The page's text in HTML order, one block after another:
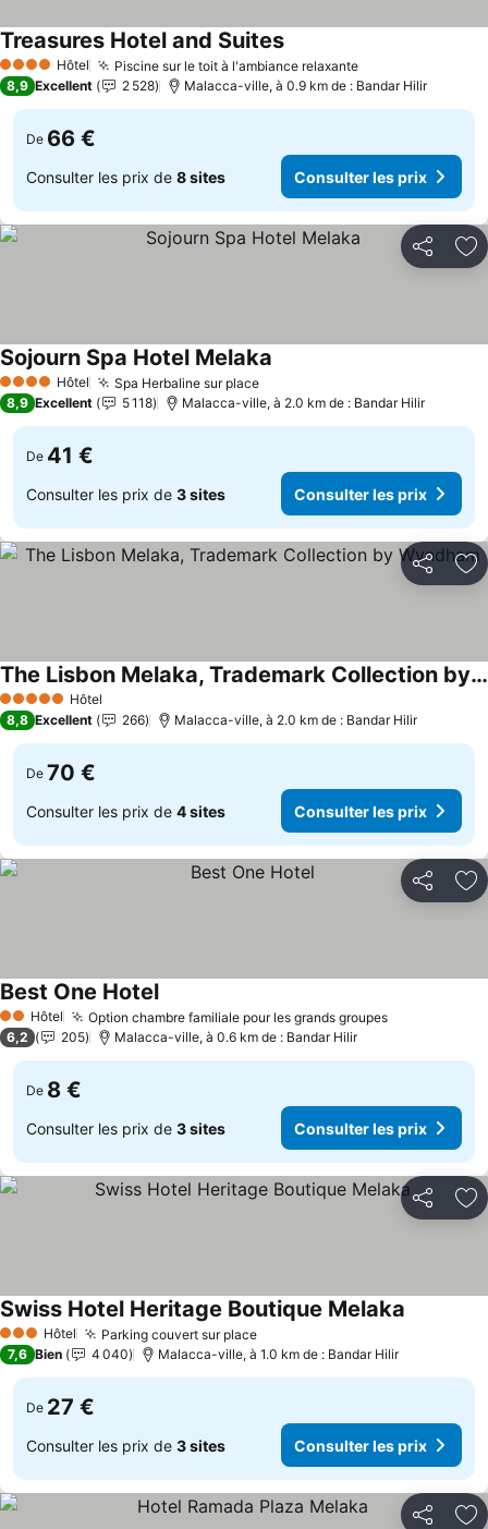
4 Étoiles Hôtel Piscine sur le toit à l'ambiance relaxanteConsulter les
Treasures Hotel and SuitesConsulter les prix
8,9 Excellent 2 528 Malacca-ville, à 0.9 km de : Bandar Hilir
De 66 €
Consulter les prix de 8 sites Consulter les prix
Partager
4 Étoiles Hôtel Spa Herbaline sur placeConsulter les prix
Sojourn Spa Hotel Melaka
8,9 Excellent 5 118 Malacca-ville, à 2.0 km de : Bandar Hilir
De 41 €
Consulter les prix de 3 sites Consulter les prix
Partager
5 Étoiles Hôtel
The Lisbon Melaka, Trademark Collection by Wyndham
Consulter les prix
8,8 Excellent 266 Malacca-ville, à 2.0 km de : Bandar Hilir
De 70 €
Consulter les prix de 4 sites Consulter les prix
Partager
2 Étoiles
Hôtel Option chambre familiale pour les grands groupesConsulter
Best One HotelConsulter les prix
6,2 205 Malacca-ville, à 0.6 km de : Bandar Hilir
De 8 €
Consulter les prix de 3 sites Consulter les prix
Partager
3 ÉtoilesHôtel Parking couvert sur placeConsulter les prix
Swiss Hotel Heritage Boutique Melaka
7,6 Bien 4 040 Malacca-ville, à 1.0 km de : Bandar Hilir
De 27 €
Consulter les prix de 3 sites Consulter les prix
Partager